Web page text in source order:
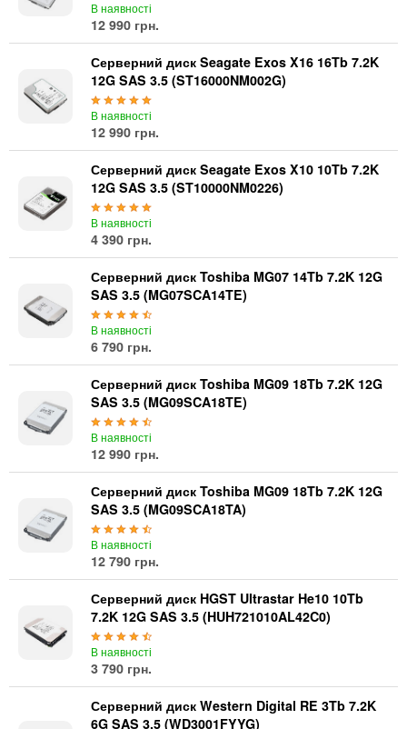
В наявності
12 990 грн.
Серверний диск Seagate Exos X16 16Tb 7.2K
12G SAS 3.5 (ST16000NM002G)
В наявності
12 990 грн.
Серверний диск Seagate Exos X10 10Tb 7.2K
12G SAS 3.5 (ST10000NM0226)
В наявності
4 390 грн.
Серверний диск Toshiba MG07 14Tb 7.2K 12G
SAS 3.5 (MG07SCA14TE)
В наявності
6 790 грн.
Серверний диск Toshiba MG09 18Tb 7.2K 12G
SAS 3.5 (MG09SCA18TE)
В наявності
12 990 грн.
Серверний диск Toshiba MG09 18Tb 7.2K 12G
SAS 3.5 (MG09SCA18TA)
В наявності
12 790 грн.
Серверний диск HGST Ultrastar He10 10Tb
7.2K 12G SAS 3.5 (HUH721010AL42C0)
В наявності
3 790 грн.
Серверний диск Western Digital RE 3Tb 7.2K
6G SAS 3.5 (WD3001FYYG)